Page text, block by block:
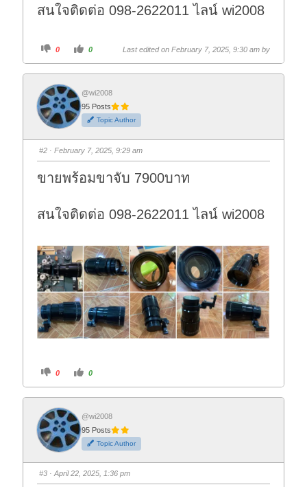
สนใจติดต่อ 098-2622011 ไลน์ wi2008
C
i
k
f
o
r
t
h
u
m
d
o
n
.
0
C
i
k
o
r
t
h
u
m
u
p
0 Last edited on February 7, 2025, 9:30 am by
@wi2008
95 Posts
Topic Author
#2 · February 7, 2025, 9:29 am
ขายพร้อมขาจับ 7900บาท
สนใจติดต่อ 098-2622011 ไลน์ wi2008
C
i
k
f
o
r
t
h
u
m
b
d
o
0
C
i
k
o
r
t
h
u
m
b
u
p
0
@wi2008
95 Posts
Topic Author
#3 · April 22, 2025, 1:36 pm